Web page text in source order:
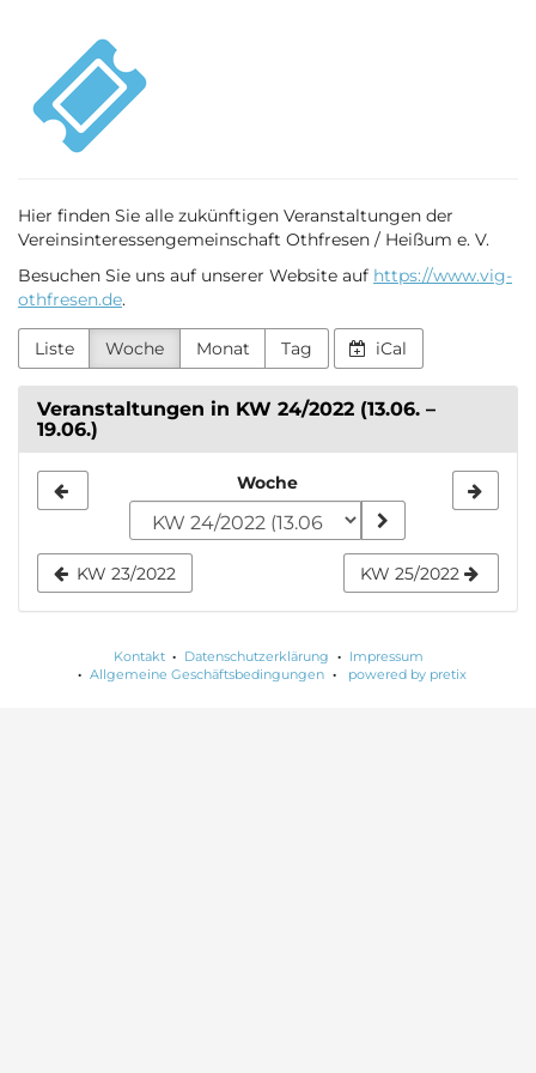
Inhalt
springen
VIG
Othfresen
Hier finden Sie alle zukünftigen Veranstaltungen der
Vereinsinteressengemeinschaft Othfresen / Heißum e. V.
Besuchen Sie uns auf unserer Website auf https://www.vig-
othfresen.de.
Liste Woche Monat Tag iCal
Veranstaltungen in KW 24/2022 (13.06. –
19.06.)
zur
Anzeige
auswählen
Woche
KW 23/2022 KW 25/2022
Kontakt Datenschutzerklärung
Impressum
Allgemeine Geschäftsbedingungen
powered by pretix